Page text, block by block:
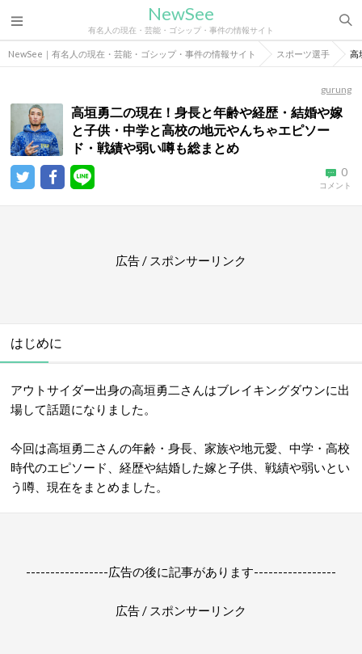
NewSee
有名人の現在・芸能・ゴシップ・事件の情報サイト
NewSee｜有名人の現在・芸能・ゴシップ・事件の情報サイト スポーツ選手 高
gurung
高垣勇二の現在！身長と年齢や経歴・結婚や嫁
と子供・中学と高校の地元やんちゃエピソー
ド・戦績や弱い噂も総まとめ
0
コメント
広告 / スポンサーリンク
はじめに
アウトサイダー出身の高垣勇二さんはブレイキングダウンに出
場して話題になりました。
今回は高垣勇二さんの年齢・身長、家族や地元愛、中学・高校
時代のエピソード、経歴や結婚した嫁と子供、戦績や弱いとい
う噂、現在をまとめました。
-----------------広告の後に記事があります-----------------
広告 / スポンサーリンク